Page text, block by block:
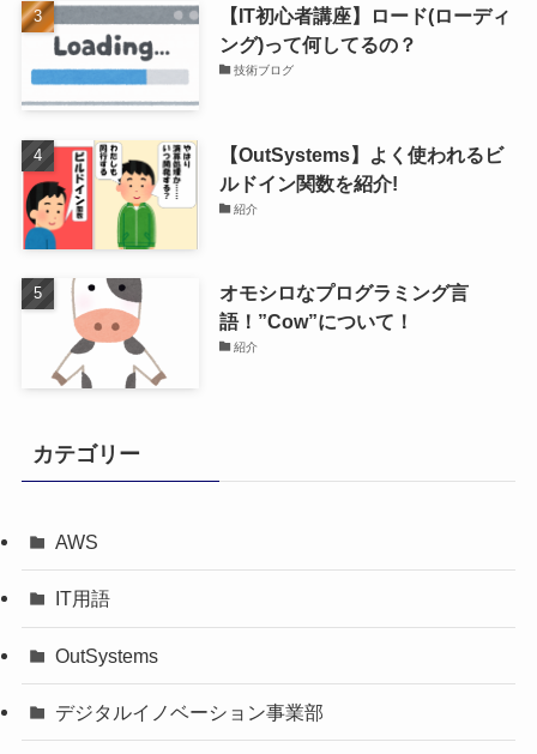
【IT初心者講座】ロード(ローディ
ング)って何してるの？
技術ブログ
【OutSystems】よく使われるビ
ルドイン関数を紹介!
紹介
オモシロなプログラミング言
語！”Cow”について！
紹介
カテゴリー
AWS
IT用語
OutSystems
デジタルイノベーション事業部